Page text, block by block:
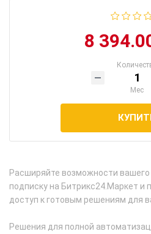
8
Мес
Расширяйте возможности
подписку на Битрикс24.Маркет и
доступ к готовым решениям для
Решения для полной